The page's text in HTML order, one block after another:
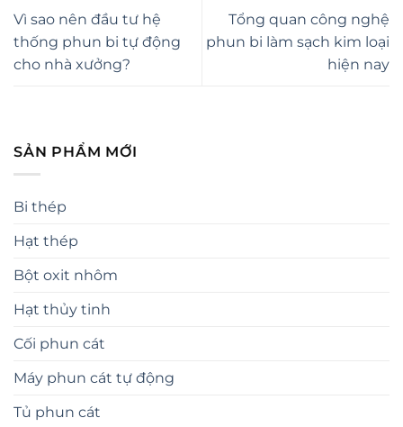
Vì sao nên đầu tư hệ
thống phun bi tự động
cho nhà xưởng?
Tổng quan công nghệ
phun bi làm sạch kim loại
hiện nay
SẢN PHẨM MỚI
Bi thép
Hạt thép
Bột oxit nhôm
Hạt thủy tinh
Cối phun cát
Máy phun cát tự động
Tủ phun cát